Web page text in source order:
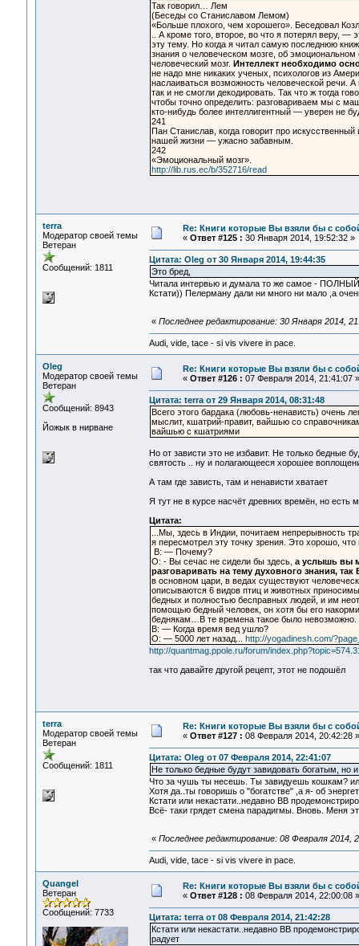
Так говорил… Лем
(Беседы со Станиславом Лемом)
«Больше плохого, чем хорошего». Беседовал
.. А кроме того, второе, во что я потерял веру, —
эту тему. Но когда я читал самую последнюю
знания о человеческом мозге, об
человеческий мозг. Интеллект необходимо
не надо мне никаких ученых, психологов из
наслаиваться возможность человеческой речи.
так и не смогли декодировать. Так что ж тогда
чтобы точно определить: разговариваем мы с
кто-нибудь более интеллигентный — уверен не
241
Пан Станислав, когда говорит про
нашей жизни — ужасно забавным.
242
«Эмоциональный мозг».
http://lib.rus.ec/b/352716/read
terra
Модератор своей темы
Ветеран
Сообщений: 1811
Re: Книги которые Вы взяли бы с
« Ответ #125 : 30 Января 2014, 19:52:32 »
Цитата: Oleg от 30 Января 2014, 19:44:35
Это бред,
Читала интервью и думала то же самое -
Кстати)) Пелерману дали ни много ни мало ,а
« Последнее редактирование: 30 Января 2014,
Audi, vide, tace - si vis vivere in pace.
Oleg
Модератор своей темы
Ветеран
Сообщений: 8943
Йожык в нирване
Re: Книги которые Вы взяли бы с
« Ответ #126 : 07 Февраля 2014, 21:41:07 »
Цитата: terra от 29 Января 2014, 08:31:48
Всего этого бардака (любовь-ненависть) очень
мыслит, кшатрий-правит, вайшью со
вайшью с кшатриями
Но от зависти это не избавит. Не только бедные
святость .. ну и полагающееся хорошее
А там где зависть, там и ненависти хватает
Я тут не в курсе насчёт древних времён, но есть
Цитата:
...Мы, здесь в Индии, почитаем непрерывность
я пересмотрел эту точку зрения. Это хорошо,
В: — Почему?
О: - Вы сечас не сидели бы здесь, а услышь вы
разговаривать на тему духовного
в основном цари, в ведах существуют
описываются 6 видов птиц и животных
бедных и полностью бесправных людей, и им
помощью бедный человек, он хотя бы его
беднякам…В те времена такое было невозможно.
В: — Когда время вед ушло?
О: — 5000 лет назад...
http://yogadinesh.com/
http://quantmag.ppole.ru/forum/
так что давайте другой рецепт, этот не подошёл
terra
Модератор своей темы
Ветеран
Сообщений: 1811
Re: Книги которые Вы взяли бы с
« Ответ #127 : 08 Февраля 2014, 20:42:28 »
Цитата: Oleg от 07 Февраля 2014, 22:41:07
Не только бедные будут завидовать богатым, но
Что за чушь ты несешь. Ты завидуешь кошкам?
Хотя да..ты говоришь о "богатстве" ,а я- об
Кстати или некастати..недавно ВВ
Всё- таки грядет смена парадигмы. Вновь. Меня
« Последнее редактирование: 08 Февраля 2014,
Audi, vide, tace - si vis vivere in pace.
Quangel
Ветеран
Сообщений: 7733
Re: Книги которые Вы взяли бы с
« Ответ #128 : 08 Февраля 2014, 22:00:08 »
Цитата: terra от 08 Февраля 2014, 21:42:28
Кстати или некастати..недавно ВВ
радует